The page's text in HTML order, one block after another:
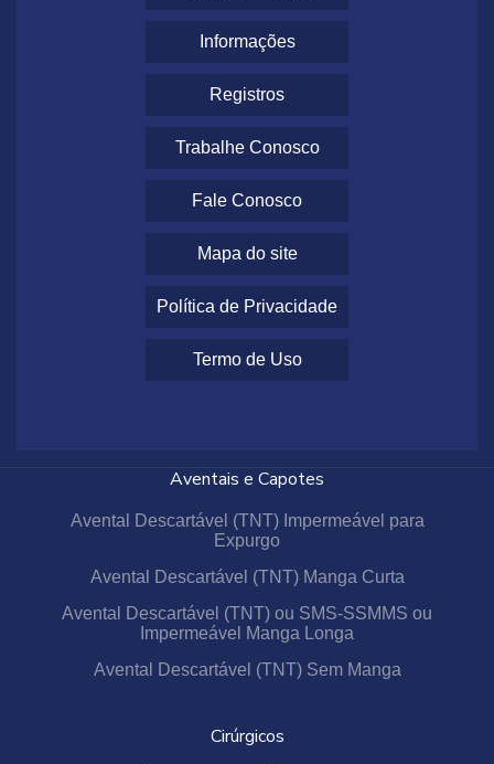
Informações
Registros
Trabalhe Conosco
Fale Conosco
Mapa do site
Política de Privacidade
Termo de Uso
Aventais e Capotes
Avental Descartável (TNT) Impermeável para
Expurgo
Avental Descartável (TNT) Manga Curta
Avental Descartável (TNT) ou SMS-SSMMS ou
Impermeável Manga Longa
Avental Descartável (TNT) Sem Manga
Cirúrgicos